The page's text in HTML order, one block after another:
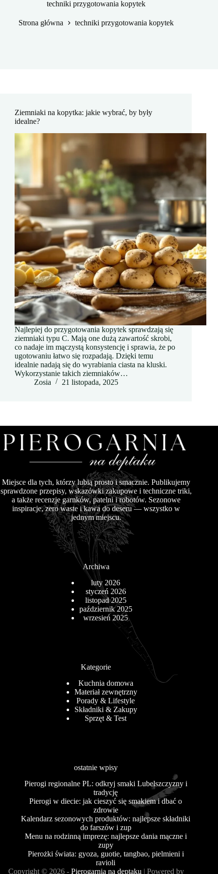
techniki przygotowania kopytek
Strona główna techniki przygotowania kopytek
Ziemniaki na kopytka: jakie wybrać, by były
idealne?
Najlepiej do przygotowania kopytek sprawdzają się
ziemniaki typu C. Mają one dużą zawartość skrobi,
co nadaje im mączystą konsystencję i sprawia, że po
ugotowaniu łatwo się rozpadają. Dzięki temu
idealnie nadają się do wyrabiania ciasta na kluski.
Wykorzystanie takich ziemniaków…
Zosia
21 listopada, 2025
Miejsce dla tych, którzy lubią prosto i smacznie. Publikujemy
sprawdzone przepisy, wskazówki zakupowe i techniczne triki,
a także recenzje garnków, patelni i robotów. Sezonowe
inspiracje, zero waste i kawa do deseru — wszystko w
jednym miejscu.
Archiwa
luty 2026
styczeń 2026
listopad 2025
październik 2025
wrzesień 2025
Kategorie
Kuchnia domowa
Materiał zewnętrzny
Porady & Lifestyle
Składniki & Zakupy
Sprzęt & Test
ostatnie wpisy
Pierogi regionalne PL: odkryj smaki Lubelszczyzny i
tradycję
Pierogi w diecie: jak cieszyć się smakiem i dbać o
zdrowie
Kalendarz sezonowych produktów: najlepsze składniki
do farszów i zup
Menu na rodzinną imprezę: najlepsze dania mączne i
zupy
Pierożki świata: gyoza, guotie, tangbao, pielmieni i
ravioli
Copyright © 2026 - Pierogarnia na deptaku | Powered by